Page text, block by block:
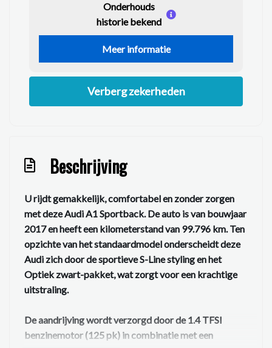
Onderhouds
historie bekend
Meer informatie
Verberg zekerheden
Beschrijving
U rijdt gemakkelijk, comfortabel en zonder zorgen
met dezeAudi A1 Sportback. De auto is van bouwjaar
2017en heeft een kilometerstand van 99.796 km. Ten
opzichte van het standaardmodel onderscheidt deze
Audi zich door desportieve S-Line stylingen het
Optiek zwart-pakket, wat zorgt voor een krachtige
uitstraling.
De aandrijving wordt verzorgd door de1.4 TFSI
benzinemotor (125 pk) in combinatie met een